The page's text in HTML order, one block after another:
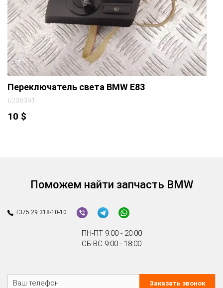
Переключатель света BMW E83
6208391
10 $
Поможем найти запчасть BMW
+375 29 318-10-10
ПН-ПТ 9:00 - 20:00
СБ-ВС 9:00 - 18:00
Заказать звонок